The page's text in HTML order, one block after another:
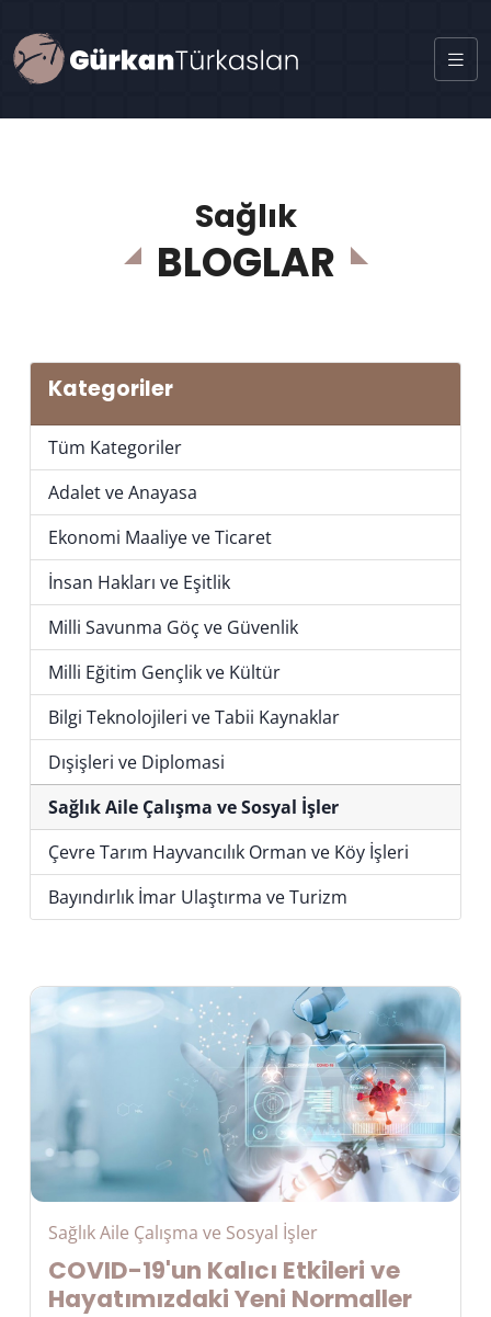
Sağlık
BLOGLAR
Kategoriler
Tüm Kategoriler
Adalet ve Anayasa
Ekonomi Maaliye ve Ticaret
İnsan Hakları ve Eşitlik
Milli Savunma Göç ve Güvenlik
Milli Eğitim Gençlik ve Kültür
Bilgi Teknolojileri ve Tabii Kaynaklar
Dışişleri ve Diplomasi
Sağlık Aile Çalışma ve Sosyal İşler
Çevre Tarım Hayvancılık Orman ve Köy İşleri
Bayındırlık İmar Ulaştırma ve Turizm
Sağlık Aile Çalışma ve Sosyal İşler
COVID-19'un Kalıcı Etkileri ve
Hayatımızdaki Yeni Normaller